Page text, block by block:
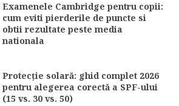
Examenele Cambridge pentru copii:
cum eviti pierderile de puncte si
obtii rezultate peste media
nationala
Protecție solară: ghid complet 2026
pentru alegerea corectă a SPF-ului
(15 vs. 30 vs. 50)